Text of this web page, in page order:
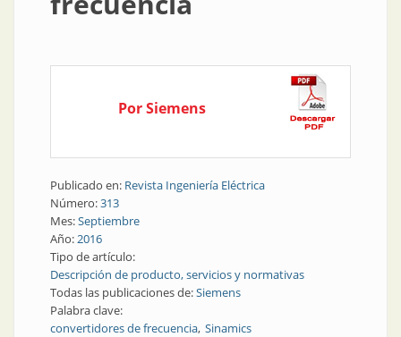
Por Siemens
Publicado en: Revista Ingeniería Eléctrica
Número:313
Mes:Septiembre
Año:2016
Tipo de artículo:
Descripción de producto, servicios y normativas
Todas las publicaciones de:Siemens
Palabra clave:
convertidores de frecuencia Sinamics